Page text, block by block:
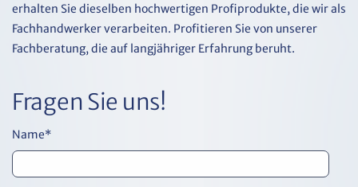
erhalten Sie dieselben hochwertigen Profiprodukte, die wir als
Fachhandwerker verarbeiten. Profitieren Sie von unserer
Fachberatung, die auf langjähriger Erfahrung beruht.
Fragen Sie uns!
Name*